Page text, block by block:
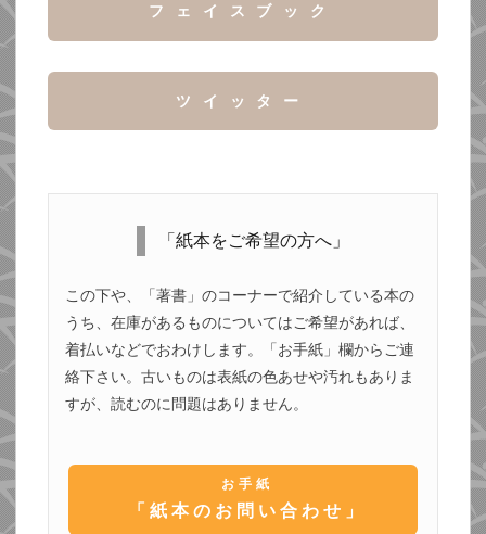
フェイスブック
ツイッター
「紙本をご希望の方へ」
この下や、「著書」のコーナーで紹介している本の
うち、在庫があるものについてはご希望があれば、
着払いなどでおわけします。「お手紙」欄からご連
絡下さい。古いものは表紙の色あせや汚れもありま
すが、読むのに問題はありません。
お手紙
「紙本のお問い合わせ」